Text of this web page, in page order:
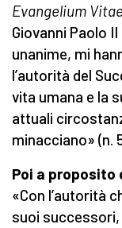
Evangelium
Giovanni Paolo
unanime, mi
l’autorità del
vita umana e la
attuali
minacciano» (n.
Poi a proposito
«Con l’autorità
suoi